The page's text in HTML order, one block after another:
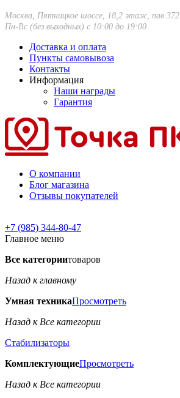
Москва, Пятницкое шоссе, 18,2 этаж, пав 372
Пн-Вс (без выходных) с 10:00 до 19:00
Доставка и оплата
Пункты самовывоза
Контакты
Информация
Наши награды
Гарантия
О компании
Блог магазина
Отзывы покупателей
+7 (985) 344-80-47
Главное меню
Все категориитоваров
Назад к главному
Умная техникаПросмотреть
Назад к Все категории
Стабилизаторы
КомплектующиеПросмотреть
Назад к Все категории